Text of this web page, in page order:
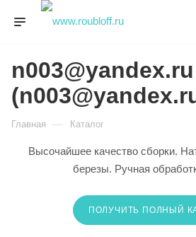
n003@yandex.ru
Главная — Каталог
Высочайшее качество сборки.
березы. Ручная
ПОЛУЧИТЬ ПОЛНЫЙ